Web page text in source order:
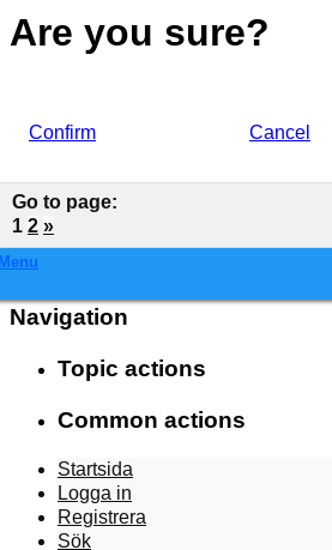
Are you sure?
Confirm Cancel
Go to page:
1 2 »
Navigation
Topic actions
Common actions
Startsida
Logga in
Registrera
Sök